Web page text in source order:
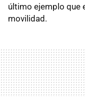
último ejemplo que
movilidad.